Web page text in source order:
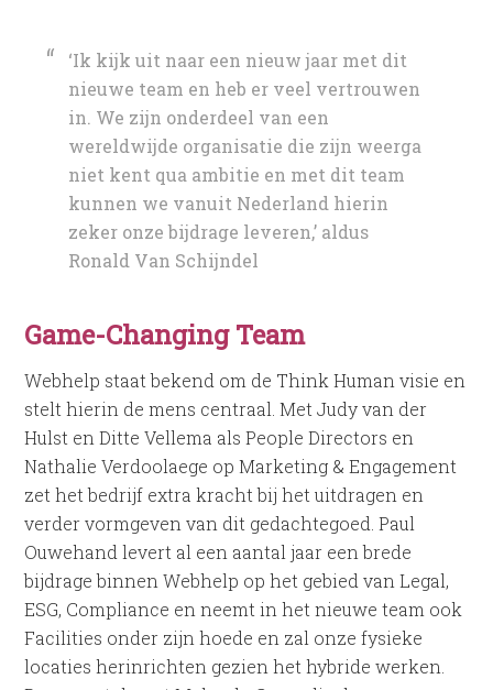
‘Ik kijk uit naar een nieuw jaar met dit
nieuwe team en heb er veel vertrouwen
in. We zijn onderdeel van een
wereldwijde organisatie die zijn weerga
niet kent qua ambitie en met dit team
kunnen we vanuit Nederland hierin
zeker onze bijdrage leveren,’ aldus
Ronald Van Schijndel
Game-Changing Team
Webhelp staat bekend om de Think Human visie en
stelt hierin de mens centraal. Met Judy van der
Hulst en Ditte Vellema als People Directors en
Nathalie Verdoolaege op Marketing & Engagement
zet het bedrijf extra kracht bij het uitdragen en
verder vormgeven van dit gedachtegoed. Paul
Ouwehand levert al een aantal jaar een brede
bijdrage binnen Webhelp op het gebied van Legal,
ESG, Compliance en neemt in het nieuwe team ook
Facilities onder zijn hoede en zal onze fysieke
locaties herinrichten gezien het hybride werken.